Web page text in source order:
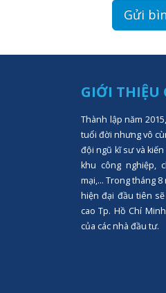
GIỚI THIỆU
Thành lập năm
tuổi đời nhưng vô
đội ngũ kĩ sư và
khu công nghiệp,
mại,... Trong tháng
hiện đại đầu tiên
cao Tp. Hồ Chí
của các nhà đầu tư.